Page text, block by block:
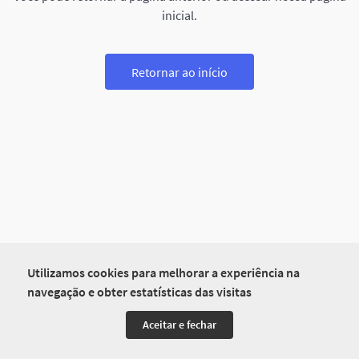
Utilizamos cookies para melhorar a experiência na
navegação e obter estatísticas das visitas
Aceitar e fechar
inicial.
Retornar ao início